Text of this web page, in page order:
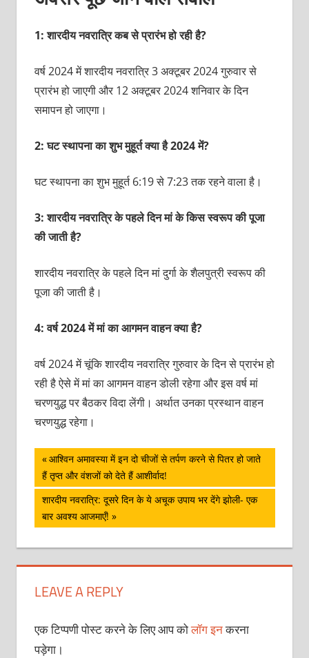
1: शारदीय नवरात्रि कब से प्रारंभ हो रही है?
वर्ष 2024 में शारदीय नवरात्रि 3 अक्टूबर 2024 गुरुवार से
प्रारंभ हो जाएगी और 12 अक्टूबर 2024 शनिवार के दिन
समापन हो जाएगा।
2: घट स्थापना का शुभ मुहूर्त क्या है 2024 में?
घट स्थापना का शुभ मुहूर्त 6:19 से 7:23 तक रहने वाला है।
3: शारदीय नवरात्रि के पहले दिन मां के किस स्वरूप की पूजा
की जाती है?
शारदीय नवरात्रि के पहले दिन मां दुर्गा के शैलपुत्री स्वरूप की
पूजा की जाती है।
4: वर्ष 2024 में मां का आगमन वाहन क्या है?
वर्ष 2024 में चूंकि शारदीय नवरात्रि गुरुवार के दिन से प्रारंभ हो
रही है ऐसे में मां का आगमन वाहन डोली रहेगा और इस वर्ष मां
चरणयुद्ध पर बैठकर विदा लेंगी। अर्थात उनका प्रस्थान वाहन
चरणयुद्ध रहेगा।
पोस्ट
नेविगेशन
Previous
Post:
आश्विन अमावस्या में इन दो चीजों से तर्पण करने से पितर हो जाते
हैं तृप्त और वंशजों को देते हैं आशीर्वाद!
Next
Post:
शारदीय नवरात्रि: दूसरे दिन के ये अचूक उपाय भर देंगे झोली- एक
बार अवश्य आजमाएँ!
LEAVE A REPLY
एक टिप्पणी पोस्ट करने के लिए आप कोलॉग इनकरना
पड़ेगा।